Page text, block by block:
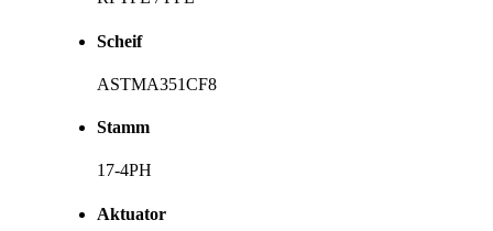
Scheif
ASTMA351CF8
Stamm
17-4PH
Aktuator